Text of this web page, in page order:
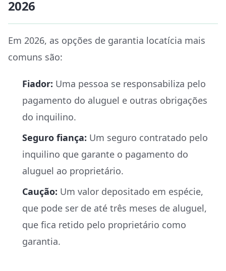
2026
Em 2026, as opções de garantia locatícia mais
comuns são:
Fiador: Uma pessoa se responsabiliza pelo
pagamento do aluguel e outras obrigações
do inquilino.
Seguro fiança: Um seguro contratado pelo
inquilino que garante o pagamento do
aluguel ao proprietário.
Caução: Um valor depositado em espécie,
que pode ser de até três meses de aluguel,
que fica retido pelo proprietário como
garantia.